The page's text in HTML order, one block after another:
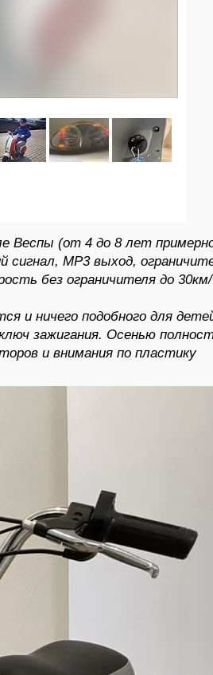
Веспы (от 4 до 8 лет
MP3 выход,
без ограничителя до
и ничего подобного для
зажигания. Осенью
и внимания по пластику